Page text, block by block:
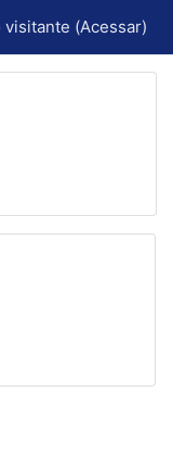
visitante (Acessar)